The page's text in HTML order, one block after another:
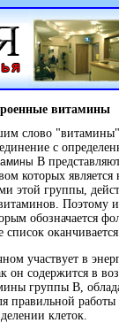
витамины
слово "витамины",
с
В
которых
этой группы,
витаминов. Поэтому
обозначается
участвует в
он содержится в
группы В,
правильной
клеток.